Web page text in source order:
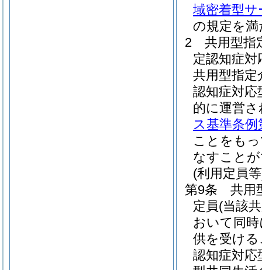
域密着型サ
の規定を
2
共用型指
定認知症
共用型指定
認知症対
的に運営
ス基準条例
ことをも
なすこと
(利用定員
第9条
共用
定員(当該
おいて同
供を受け
認知症対応